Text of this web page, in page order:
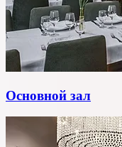
Основной зал